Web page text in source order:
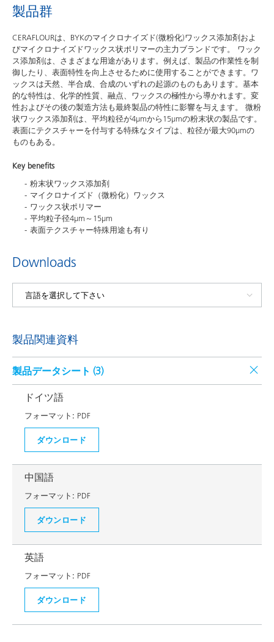
製品群
CERAFLOURは、BYKのマイクロナイズド(微粉化)ワックス添加剤およ
びマイクロナイズドワックス状ポリマーの主力ブランドです。 ワック
ス添加剤は、さまざまな用途があります。例えば、製品の作業性を制
御したり、表面特性を向上させるために使用することができます。ワ
ックスは天然、半合成、合成のいずれの起源のものもあります。基本
的な特性は、化学的性質、融点、ワックスの極性から導かれます。変
性およびその後の製造方法も最終製品の特性に影響を与えます。 微粉
状ワックス添加剤は、平均粒径が4μmから15μmの粉末状の製品です。
表面にテクスチャーを付与する特殊なタイプは、粒径が最大90μmの
ものもある。
Key benefits
粉末状ワックス添加剤
マイクロナイズド（微粉化）ワックス
ワックス状ポリマー
平均粒子径4μm～15μm
表面テクスチャー特殊用途も有り
Downloads
製品関連資料
製品データシート (3)
ドイツ語
フォーマット: PDF
ダウンロード
中国語
フォーマット: PDF
ダウンロード
英語
フォーマット: PDF
ダウンロード